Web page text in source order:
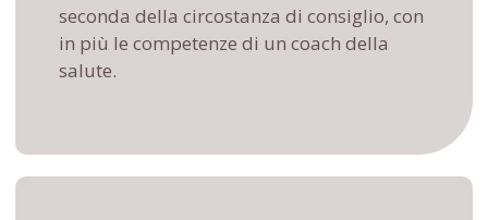
seconda della circostanza di consiglio, con
in più le competenze di un coach della
salute.